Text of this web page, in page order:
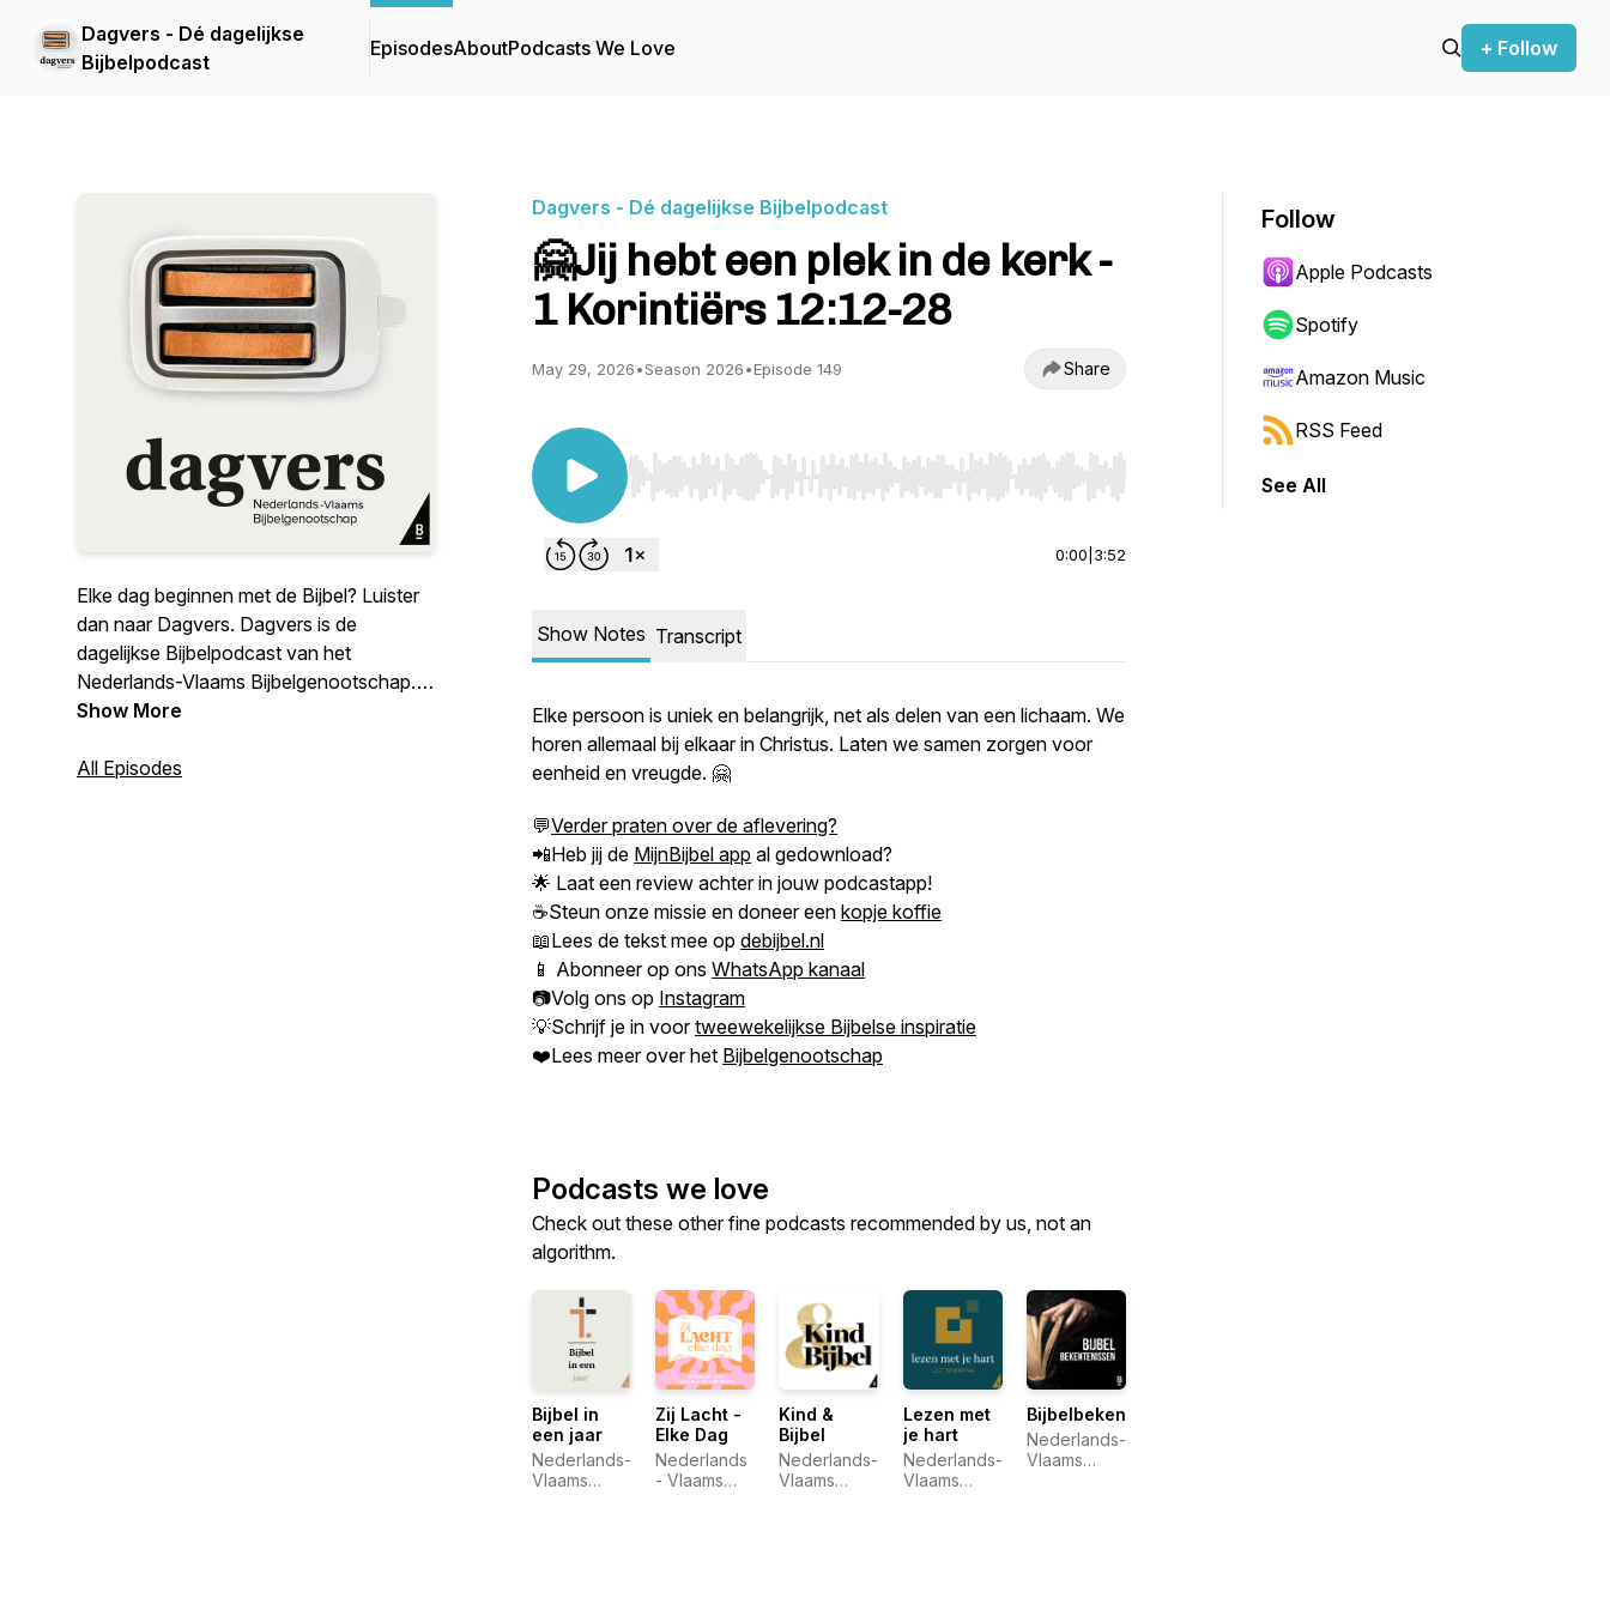
Dagvers - Dé dagelijkse
Bijbelpodcast
EpisodesAboutPodcasts We Love + Follow
Elke dag beginnen met de Bijbel? Luister
dan naar Dagvers. Dagvers is de
dagelijkse Bijbelpodcast van het
Nederlands-Vlaams Bijbelgenootschap.
Krijg Bijbelse inspiratie en een vraag of
de Bijbel echt dichtbij!
Show More
All Episodes
Dagvers - Dé dagelijkse Bijbelpodcast
🤗Jij hebt een plek in de kerk -
1 Korintiërs 12:12-28
May 29, 2026•Season 2026•Episode 149 Share
Use Left/Right to seek, Home/End to jump to start or end. Hold shift to jump forward or backward.
0:00 3:52
Show Notes Transcript
Elke persoon is uniek en belangrijk, net als delen van een lichaam. We
horen allemaal bij elkaar in Christus. Laten we samen zorgen voor
eenheid en vreugde. 🤗
💬Verder praten over de aflevering?
📲Heb jij de MijnBijbel app al gedownload?
🌟 Laat een review achter in jouw podcastapp!
☕Steun onze missie en doneer een kopje koffie
📖Lees de tekst mee op debijbel.nl
📱 Abonneer op ons WhatsApp kanaal
📷Volg ons op Instagram
💡Schrijf je in voortweewekelijkse Bijbelse inspiratie
❤️Lees meer over het Bijbelgenootschap
Podcasts we love
Check out these other fine podcasts recommended by us, not an
algorithm.
Bijbel in
een jaar
Nederlands-
Vlaams
Zij Lacht -
Elke Dag
Nederlands
- Vlaams
Kind &
Bijbel
Nederlands-
Vlaams
Lezen met
je hart
Nederlands-
Vlaams
Bijbelbekentenissen
Nederlands-
Vlaams
Follow
Apple Podcasts
Spotify
Amazon Music
RSS Feed
See All